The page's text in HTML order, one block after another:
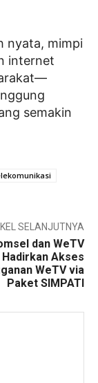
nyata, mimpi
internet
semakin
SELANJUTNYA
dan WeTV
Hadirkan Akses
WeTV via
Paket SIMPATI